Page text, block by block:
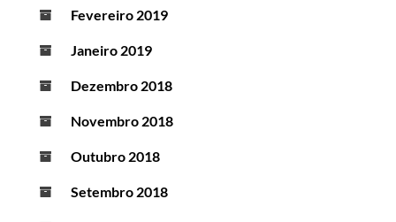
Fevereiro 2019
Janeiro 2019
Dezembro 2018
Novembro 2018
Outubro 2018
Setembro 2018